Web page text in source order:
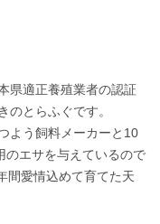
県適正養殖業者の認証
のとらふぐです。
よう飼料メーカーと10
のエサを与えているので
間愛情込めて育てた天